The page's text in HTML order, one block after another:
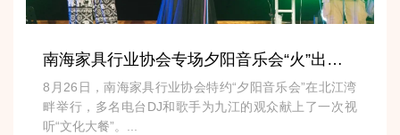
南海家具行业协会专场夕阳音乐会“火”出北江湾畔
8月26日，南海家具行业协会特约“夕阳音乐会”在北江湾
畔举行，多名电台DJ和歌手为九江的观众献上了一次视
听“文化大餐”。...